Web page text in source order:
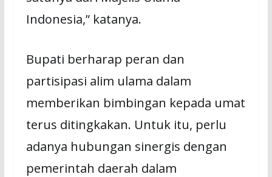
Indonesia,” katanya.
Bupati berharap peran dan
partisipasi alim ulama dalam
memberikan bimbingan kepada umat
terus ditingkakan. Untuk itu, perlu
adanya hubungan sinergis dengan
pemerintah daerah dalam